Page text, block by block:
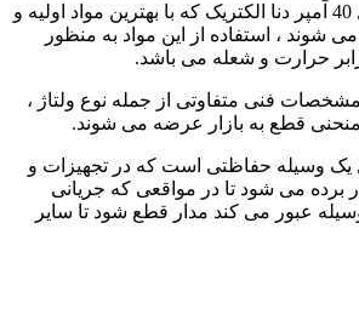
کلید مینیاتوری چهار پل 40 آمپر دنا الکتریک که با بهترین مواد اولیه و
می شوند ، استفاده از این مواد به منظور
حرارت و شعله می باشد.
مشخصات فنی متفاوتی از جمله نوع ولتاژ ،
قطع به بازار عرضه می شوند.
یک وسیله حفاظتی است که در تجهیزات و
برده می شود تا در مواقعی که جریانی
عبور می کند مدار قطع شود تا سایر